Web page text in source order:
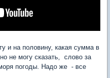
и на половину, какая сумма в
не могу сказать, слово за
погоды. Надо же - все